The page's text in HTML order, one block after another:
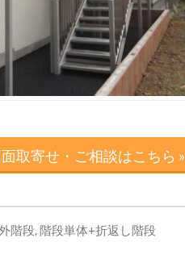
取寄せ・ご相談はこちら »
階段,階段単体+折返し階段